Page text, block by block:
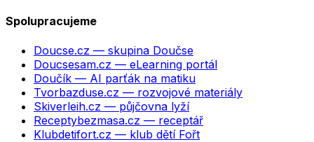
Spolupracujeme
Doucse.cz — skupina Doučse
Doucsesam.cz — eLearning portál
Doučík — AI parťák na matiku
Tvorbazduse.cz — rozvojové materiály
Skiverleih.cz — půjčovna lyží
Receptybezmasa.cz — receptář
Klubdetifort.cz — klub dětí Fořt